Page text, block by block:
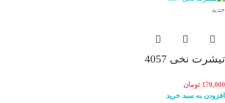
جدید
تیشرت نخی 4057
170,000 تومان
افزودن به سبد خرید